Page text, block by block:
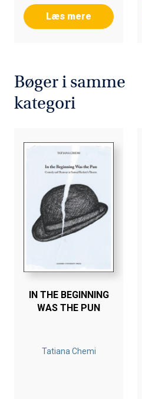
Læs mere
Bøger i samme
kategori
IN THE BEGINNING
WAS THE PUN
Tatiana Chemi